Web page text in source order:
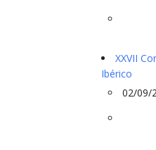
XXVII
Ibérico
02/09/